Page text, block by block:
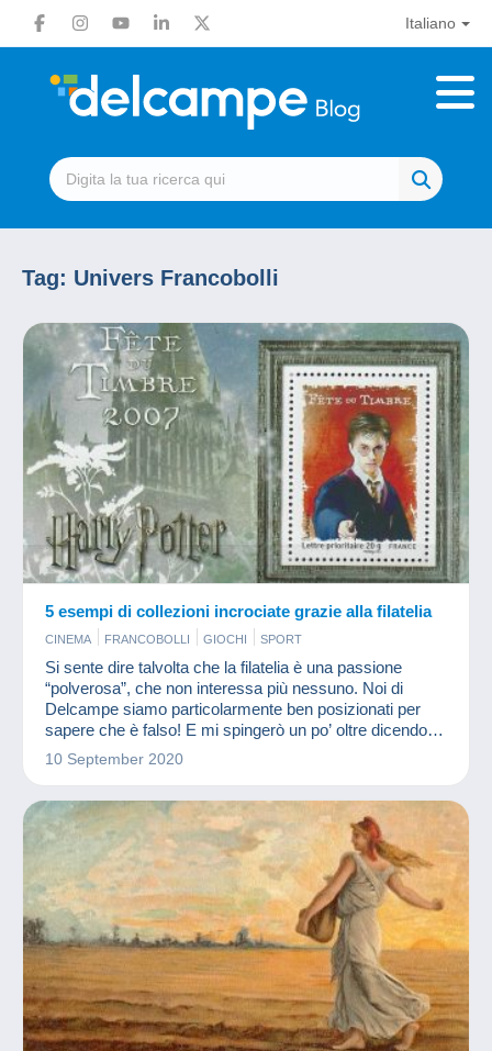
Italiano
Tag: Univers Francobolli
5 esempi di collezioni incrociate grazie alla filatelia
CINEMA FRANCOBOLLI GIOCHI SPORT
Si sente dire talvolta che la filatelia è una passione
“polverosa”, che non interessa più nessuno. Noi di
Delcampe siamo particolarmente ben posizionati per
sapere che è falso! E mi spingerò un po’ oltre dicendo
che numerose collezioni moderne derivano dalla filatelia.
10 September 2020